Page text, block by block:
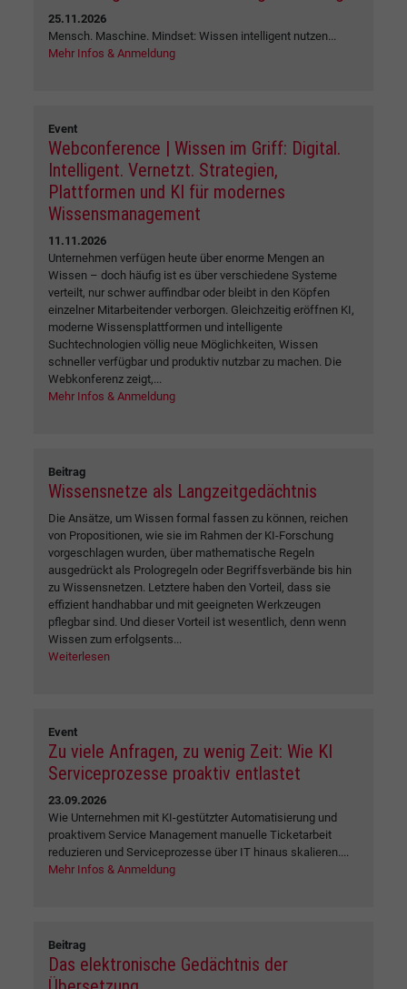
25.11.2026
Mensch. Maschine. Mindset: Wissen intelligent nutzen...
Mehr Infos & Anmeldung
Event
Webconference | Wissen im Griff: Digital.
Intelligent. Vernetzt. Strategien,
Plattformen und KI für modernes
Wissensmanagement
11.11.2026
Unternehmen verfügen heute über enorme Mengen an
Wissen – doch häufig ist es über verschiedene Systeme
verteilt, nur schwer auffindbar oder bleibt in den Köpfen
einzelner Mitarbeitender verborgen. Gleichzeitig eröffnen KI,
moderne Wissensplattformen und intelligente
Suchtechnologien völlig neue Möglichkeiten, Wissen
schneller verfügbar und produktiv nutzbar zu machen. Die
Webkonferenz zeigt,...
Mehr Infos & Anmeldung
Beitrag
Wissensnetze als Langzeitgedächtnis
Die Ansätze, um Wissen formal fassen zu können, reichen
von Propositionen, wie sie im Rahmen der KI-Forschung
vorgeschlagen wurden, über mathematische Regeln
ausgedrückt als Prologregeln oder Begriffsverbände bis hin
zu Wissensnetzen. Letztere haben den Vorteil, dass sie
effizient handhabbar und mit geeigneten Werkzeugen
pflegbar sind. Und dieser Vorteil ist wesentlich, denn wenn
Wissen zum erfolgsents...
Weiterlesen
Event
Zu viele Anfragen, zu wenig Zeit: Wie KI
Serviceprozesse proaktiv entlastet
23.09.2026
Wie Unternehmen mit KI-gestützter Automatisierung und
proaktivem Service Management manuelle Ticketarbeit
reduzieren und Serviceprozesse über IT hinaus skalieren....
Mehr Infos & Anmeldung
Beitrag
Das elektronische Gedächtnis der